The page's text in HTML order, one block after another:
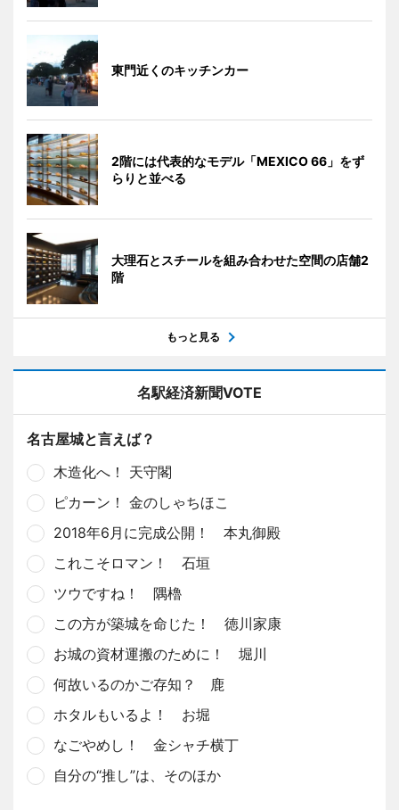
東門近くのキッチンカー
2階には代表的なモデル「MEXICO 66」をず
らりと並べる
大理石とスチールを組み合わせた空間の店舗2
階
もっと見る
名駅経済新聞VOTE
名古屋城と言えば？
木造化へ！ 天守閣
ピカーン！ 金のしゃちほこ
2018年6月に完成公開！ 本丸御殿
これこそロマン！ 石垣
ツウですね！ 隅櫓
この方が築城を命じた！ 徳川家康
お城の資材運搬のために！ 堀川
何故いるのかご存知？ 鹿
ホタルもいるよ！ お堀
なごやめし！ 金シャチ横丁
自分の“推し”は、そのほか